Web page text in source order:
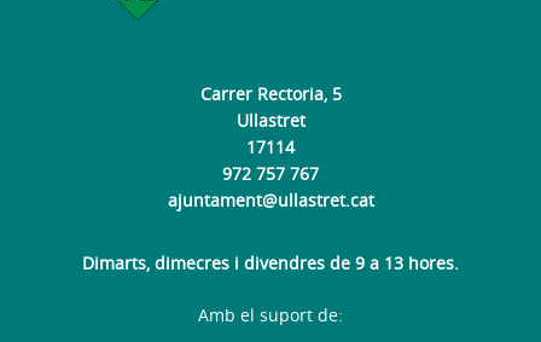
Carrer Rectoria, 5
Ullastret
17114
972 757 767
ajuntament@ullastret.cat
Dimarts, dimecres i divendres de 9 a 13 hores.
Amb el suport de: